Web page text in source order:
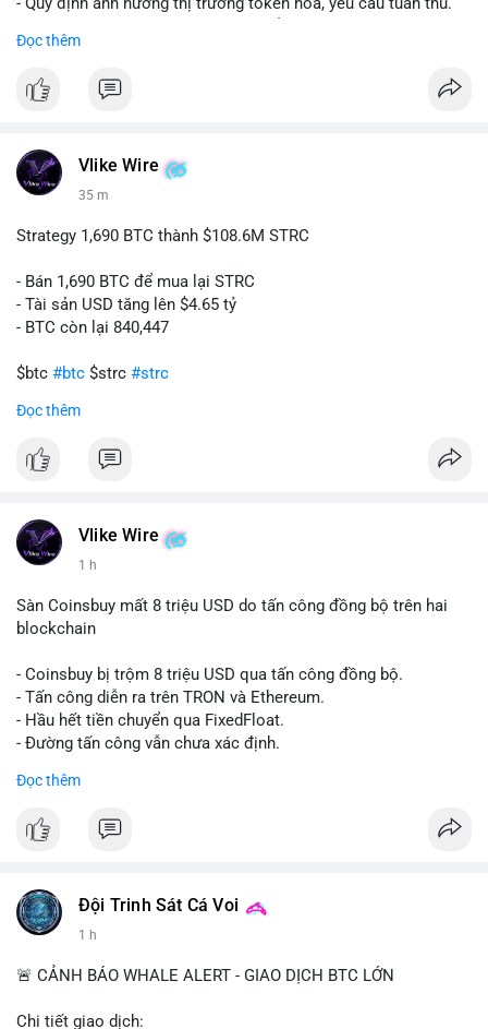
#binancesquare
#vlikevn #titanbot
Đọc thêm
Vlike Wire
35 m
Strategy 1,690 BTC thành $108.6M STRC
- Bán 1,690 BTC để mua lại STRC
- Tài sản USD tăng lên $4.65 tỷ
- BTC còn lại 840,447
$btc #btc $strc #strc
#vlikevn
📰 Nguồn: Cointelegraph
Đọc thêm
Vlike Wire
1 h
Sàn Coinsbuy mất 8 triệu USD do tấn công đồng bộ trên hai
blockchain
- Coinsbuy bị trộm 8 triệu USD qua tấn công đồng bộ.
- Tấn công diễn ra trên TRON và Ethereum.
- Hầu hết tiền chuyển qua FixedFloat.
- Đường tấn công vẫn chưa xác định.
#binancesquare
$trx $eth
📰 Nguồn: CoinDesk
Đọc thêm
Đội Trinh Sát Cá Voi
1 h
🚨 CẢNH BÁO WHALE ALERT - GIAO DỊCH BTC LỚN
Chi tiết giao dịch: